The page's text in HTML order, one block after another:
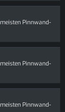
Pinnwand-
Pinnwand-
Pinnwand-